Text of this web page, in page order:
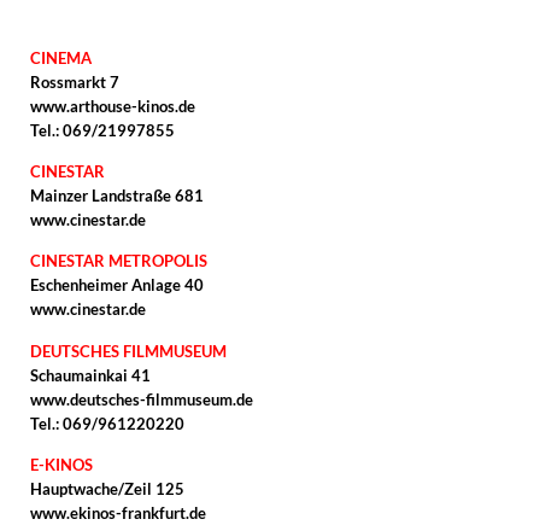
CINEMA
Rossmarkt 7
www.arthouse-kinos.de
Tel.: 069/21997855
CINESTAR
Mainzer Landstraße 681
www.cinestar.de
CINESTAR METROPOLIS
Eschenheimer Anlage 40
www.cinestar.de
DEUTSCHES FILMMUSEUM
Schaumainkai 41
www.deutsches-filmmuseum.de
Tel.: 069/961220220
E-KINOS
Hauptwache/Zeil 125
www.ekinos-frankfurt.de